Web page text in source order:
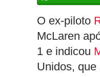
O ex-piloto
McLaren
1 e indicou
Unidos, que